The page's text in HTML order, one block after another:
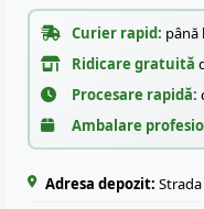
Curier rapid: până
Ridicare gratuită
Procesare rapidă:
Ambalare
Adresa depozit: